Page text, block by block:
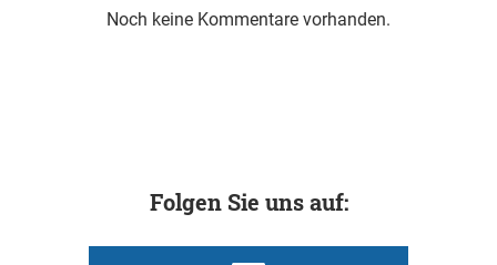
Noch keine Kommentare vorhanden.
Folgen Sie uns auf: